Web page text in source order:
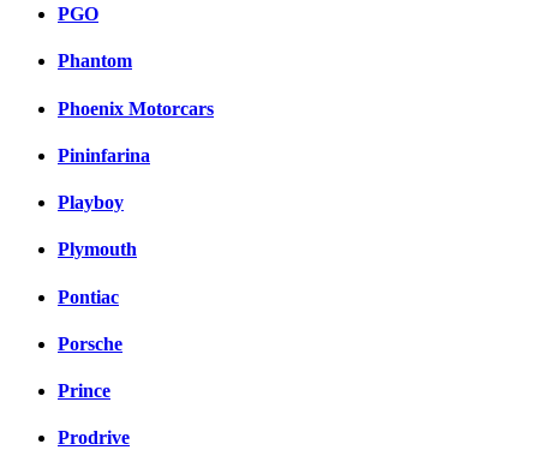
PGO
Phantom
Phoenix Motorcars
Pininfarina
Playboy
Plymouth
Pontiac
Porsche
Prince
Prodrive